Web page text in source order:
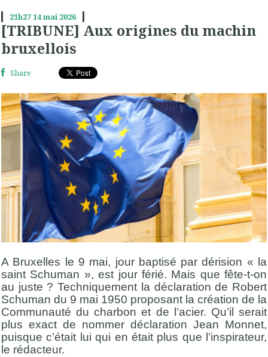
21h2714mai 2026
[TRIBUNE] Aux origines du machin
bruxellois
Share
A Bruxelles le 9 mai, jour baptisé par dérision « la
saint Schuman », est jour férié. Mais que fête-t-on
au juste ? Techniquement la déclaration de Robert
Schuman du 9 mai 1950 proposant la création de la
Communauté du charbon et de l’acier. Qu’il serait
plus exact de nommer déclaration Jean Monnet,
puisque c’était lui qui en était plus que l’inspirateur,
le rédacteur.